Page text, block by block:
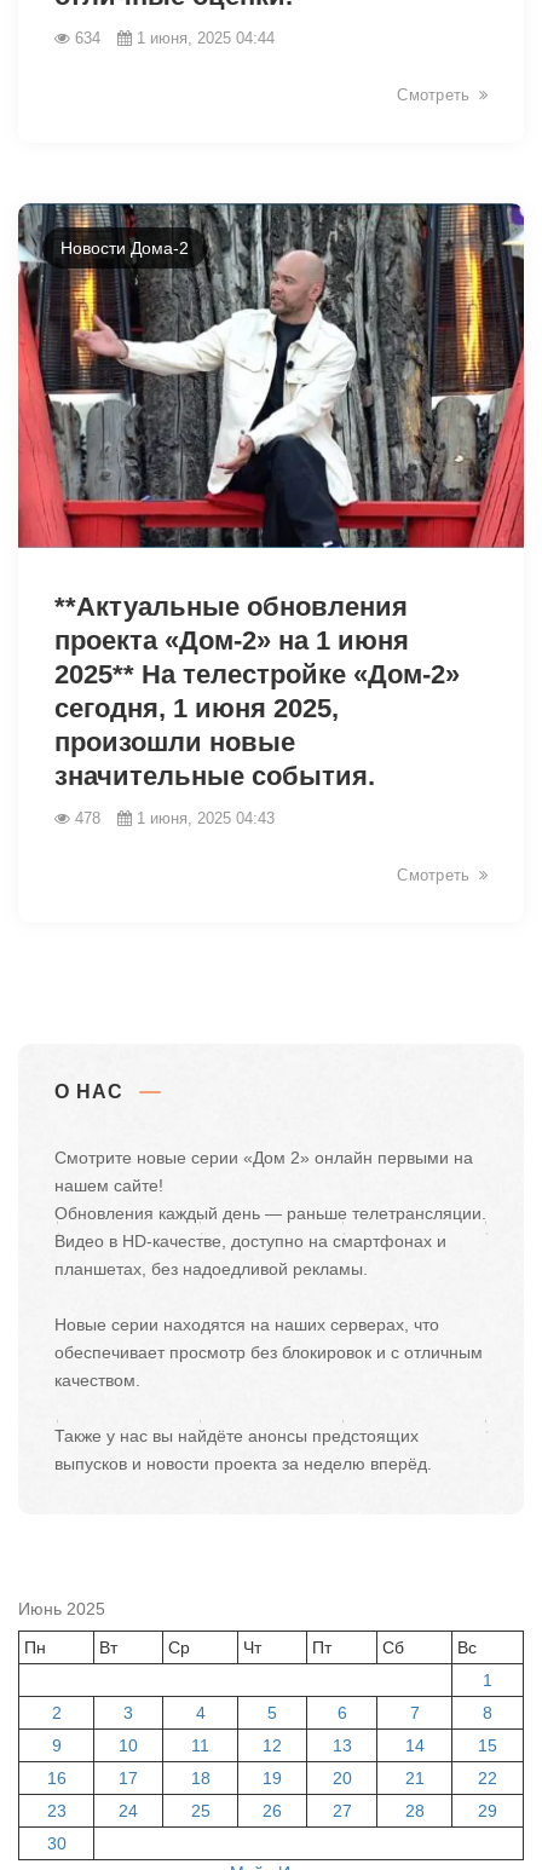
634 1 июня, 2025 04:44
Смотреть
Новости Дома-2
**Актуальные обновления
проекта «Дом-2» на 1 июня
2025** На телестройке «Дом-2»
сегодня, 1 июня 2025,
произошли новые
значительные события.
478 1 июня, 2025 04:43
Смотреть
О НАС
Смотрите новые серии «Дом 2» онлайн первыми на
нашем сайте!
Обновления каждый день — раньше телетрансляции.
Видео в HD-качестве, доступно на смартфонах и
планшетах, без надоедливой рекламы.
Новые серии находятся на наших серверах, что
обеспечивает просмотр без блокировок и с отличным
качеством.
Также у нас вы найдёте анонсы предстоящих
выпусков и новости проекта за неделю вперёд.
Июнь 2025
Пн
Вт Ср Чт Пт Сб
Вс
1
2
3 4 5 6 7
8
9
10 11 12 13 14
15
16
17 18 19 20 21
22
23
24 25 26 27 28
29
30